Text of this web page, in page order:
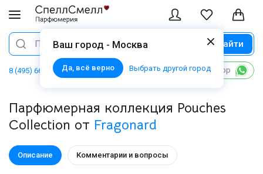
Ваш город - Москва
Да, всё верно Выбрать другой город
Поиск Найти
8 (495) 668 06 02 Написать в WhatsApp
Парфюмерная коллекция Pouches
Collection от Fragonard
Описание Комментарии и вопросы